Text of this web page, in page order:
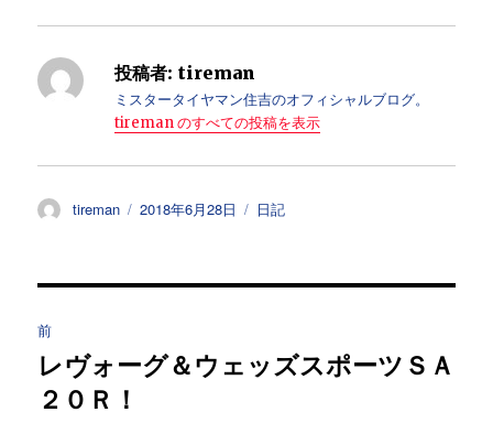
投稿者: tireman
ミスタータイヤマン住吉のオフィシャルブログ。
tireman のすべての投稿を表示
投
tireman
投
2018年6月28日
カ
日記
稿
ナ
前
過
去
レヴォーグ＆ウェッズスポーツＳＡ
２０Ｒ！